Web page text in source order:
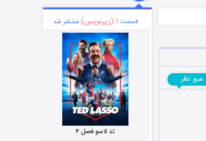
هیچ نظر
قسمت ۱ (زیرنویس) منتشر شد
تد لاسو فصل ۴